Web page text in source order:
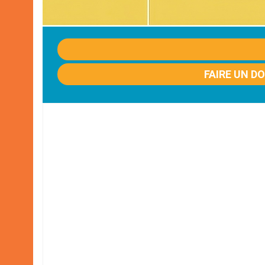
FAIRE UN